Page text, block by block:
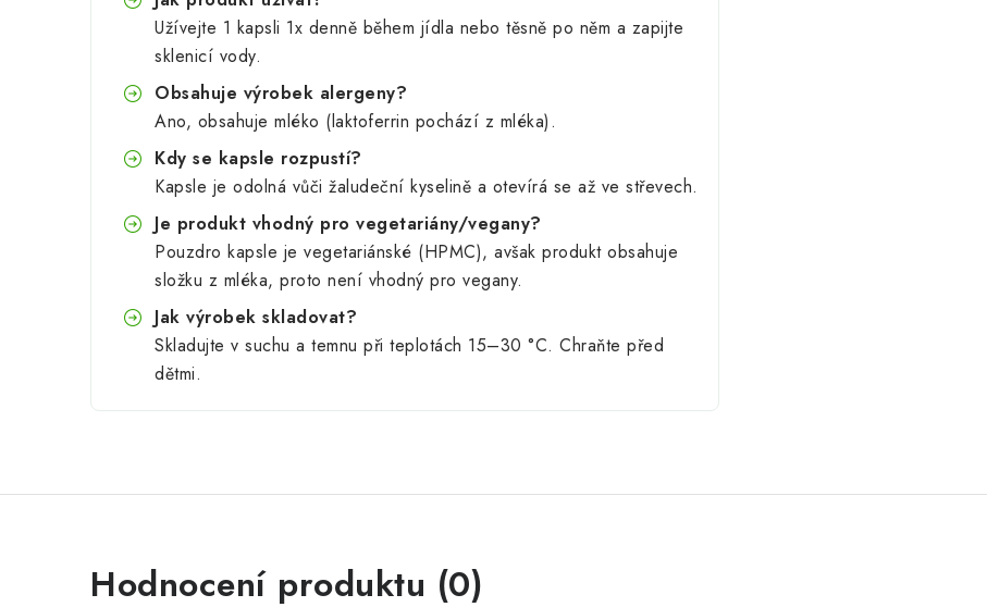
Užívejte 1 kapsli 1x denně během jídla nebo těsně po něm a zapijte
sklenicí vody.
Obsahuje výrobek alergeny?
Ano, obsahuje mléko (laktoferrin pochází z mléka).
Kdy se kapsle rozpustí?
Kapsle je odolná vůči žaludeční kyselině a otevírá se až ve střevech.
Je produkt vhodný pro vegetariány/vegany?
Pouzdro kapsle je vegetariánské (HPMC), avšak produkt obsahuje
složku z mléka, proto není vhodný pro vegany.
Jak výrobek skladovat?
Skladujte v suchu a temnu při teplotách 15–30 °C. Chraňte před
dětmi.
Hodnocení produktu (0)